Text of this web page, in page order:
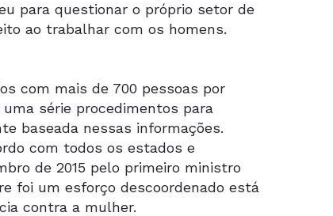
para questionar o próprio setor de
ao trabalhar com os homens.
com mais de 700 pessoas por
série procedimentos para
baseada nessas informações.
com todos os estados e
de 2015 pelo primeiro ministro
foi um esforço descoordenado está
contra a mulher.